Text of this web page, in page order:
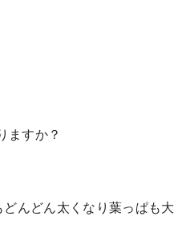
ますか？
どんどん太くなり葉っぱも大